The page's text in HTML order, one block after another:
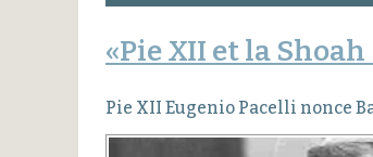
«Pie XII et la
Pie XII Eugenio Pacelli nonce